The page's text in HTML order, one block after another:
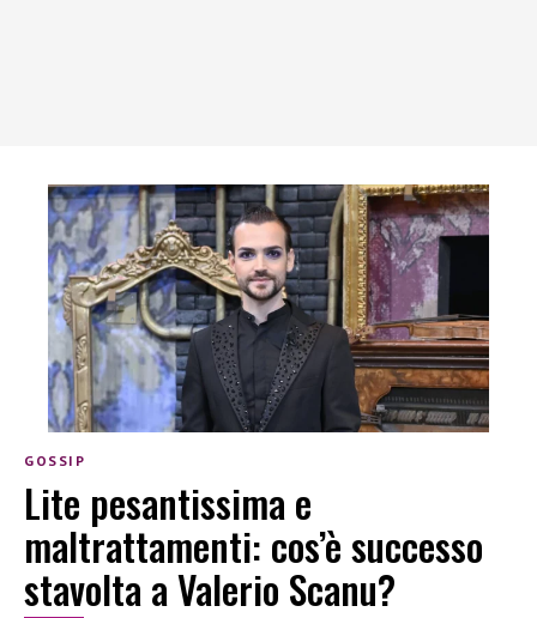
GOSSIP
Lite pesantissima e
maltrattamenti: cos’è successo
stavolta a Valerio Scanu?